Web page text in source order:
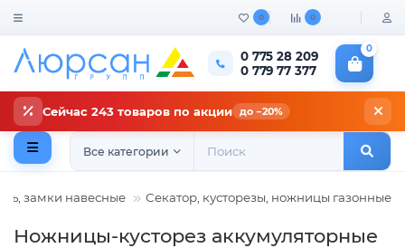
0 0
0 775 28 209
0 779 77 377
0
Сейчас 243 товаров по акции до −20%
Все категории
замки навесные Секатор, кусторезы, ножницы газонные
Ножницы-кусторез аккумуляторные